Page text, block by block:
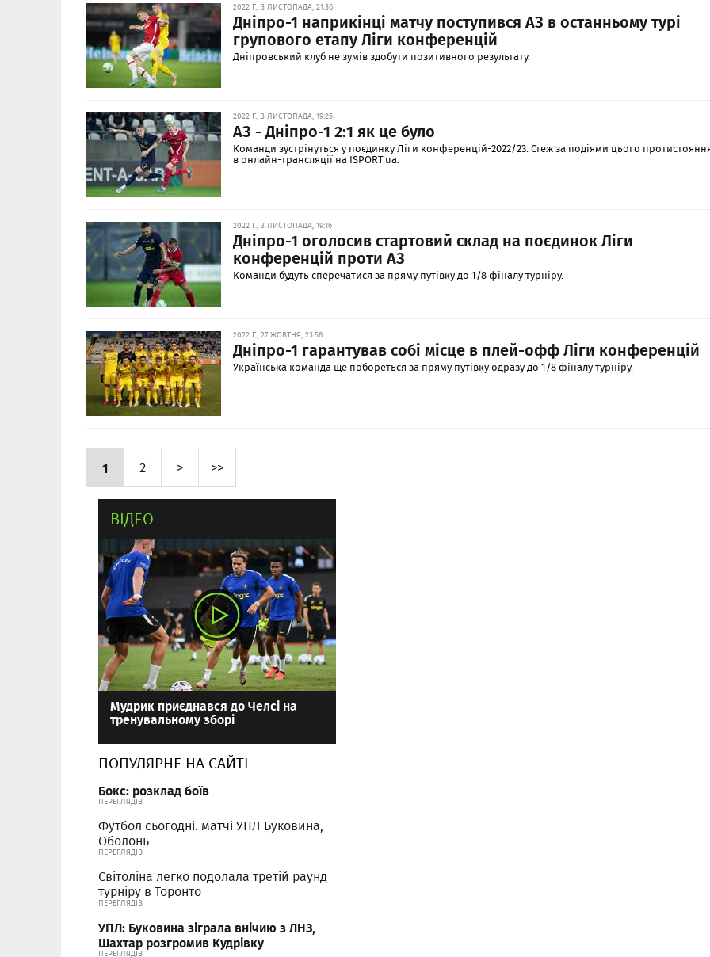
2022 Г., 3 ЛИСТОПАДА, 21:36
Дніпро-1 наприкінці матчу поступився АЗ в останньому турі
групового етапу Ліги конференцій
Дніпровський клуб не зумів здобути позитивного результату.
2022 Г., 3 ЛИСТОПАДА, 19:25
АЗ - Дніпро-1 2:1 як це було
Команди зустрінуться у поєдинку Ліги конференцій-2022/23. Стеж за подіями цього
в онлайн-трансляції на ISPORT.ua.
2022 Г., 3 ЛИСТОПАДА, 19:16
Дніпро-1 оголосив стартовий склад на поєдинок Ліги
конференцій проти АЗ
Команди будуть сперечатися за пряму путівку до 1/8 фіналу турніру.
2022 Г., 27 ЖОВТНЯ, 23:58
Дніпро-1 гарантував собі місце в плей-офф Ліги конференцій
Українська команда ще побореться за пряму путівку одразу до 1/8 фіналу турніру.
1 2 > >>
ВІДЕО
Мудрик приєднався до Челсі на
тренувальному зборі
ПОПУЛЯРНЕ НА САЙТІ
Бокс: розклад боїв
ПЕРЕГЛЯДІВ
Футбол сьогодні: матчі УПЛ Буковина,
Оболонь
ПЕРЕГЛЯДІВ
Світоліна легко подолала третій раунд
турніру в Торонто
ПЕРЕГЛЯДІВ
УПЛ: Буковина зіграла внічию з ЛНЗ,
Шахтар розгромив Кудрівку
ПЕРЕГЛЯДІВ